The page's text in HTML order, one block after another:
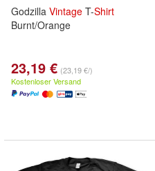
Godzilla Vintage T-Shirt
Burnt/Orange
23,19 € (23,19 €/)
Kostenloser Versand